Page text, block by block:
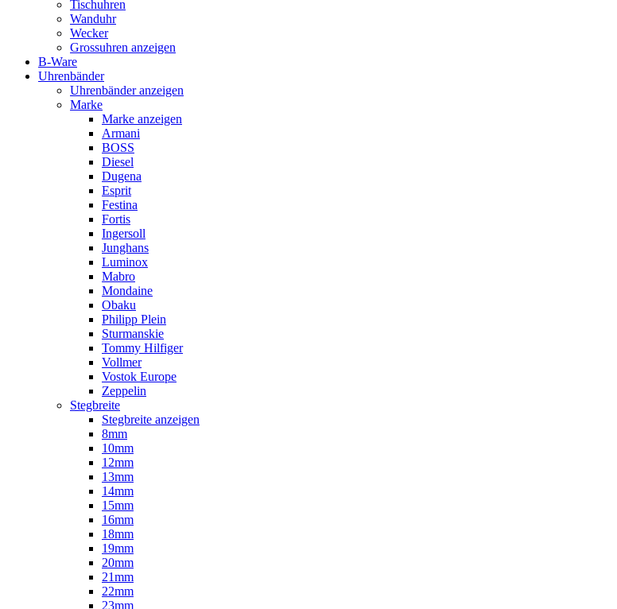
Tischuhren
Wanduhr
Wecker
Grossuhren anzeigen
B-Ware
Uhrenbänder
Uhrenbänder anzeigen
Marke
Marke anzeigen
Armani
BOSS
Diesel
Dugena
Esprit
Festina
Fortis
Ingersoll
Junghans
Luminox
Mabro
Mondaine
Obaku
Philipp Plein
Sturmanskie
Tommy Hilfiger
Vollmer
Vostok Europe
Zeppelin
Stegbreite
Stegbreite anzeigen
8mm
10mm
12mm
13mm
14mm
15mm
16mm
18mm
19mm
20mm
21mm
22mm
23mm